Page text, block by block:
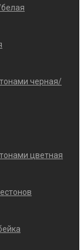
черная/
цветная